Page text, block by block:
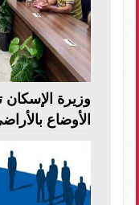
وزيرة
الأوضاع